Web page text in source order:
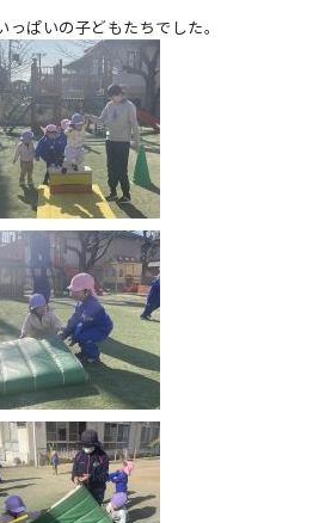
ぱいの子どもたちでした。